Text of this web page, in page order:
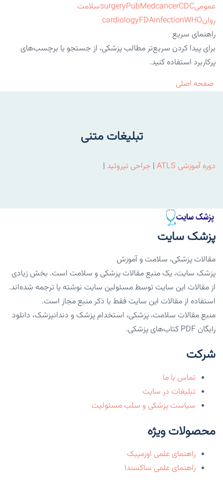
عمومی
surgeryPubMedcancerCDC
سلامت
روان
cardiologyFDAinfectionWHO
راهنمای سریع
برای پیدا کردن سریع‌تر مطالب پزشکی، از جستجو یا برچسب‌های
پرکاربرد استفاده کنید.
صفحه اصلی
تبلیغات متنی
دوره آموزشی ATLS | جراحی تیروئید |
پزشک سایت
مقالات پزشکی، سلامت و آموزش
پزشک سایت، یک منبع مقالات پزشکی و سلامت است. بخش زیادی
از مقالات این سایت توسط مسئولین سایت نوشته یا ترجمه شده‌اند.
استفاده از مقالات این سایت فقط با ذکر منبع مجاز است.
منبع مقالات سلامت، پزشکی، استخدام پزشک و دندانپزشک، دانلود
رایگان PDF کتاب‌های پزشکی.
شرکت
تماس با ما
تبلیغات در سایت
سیاست پزشکی و سلب مسئولیت
محصولات ویژه
راهنمای علمی اوزمپیک
راهنمای علمی ساکسندا